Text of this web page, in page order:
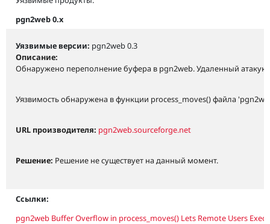
pgn2web 0.x
Уязвимые версии: pgn2web 0.3
Описание:
Обнаружено переполнение буфера в pgn2web. Удаленный
Уязвимость обнаружена в функции process_moves() файла
URL производителя: pgn2web.sourceforge.net
Решение: Решение не существует на данный момент.
Ссылки:
pgn2web Buffer Overflow in process_moves() Lets Remote Users